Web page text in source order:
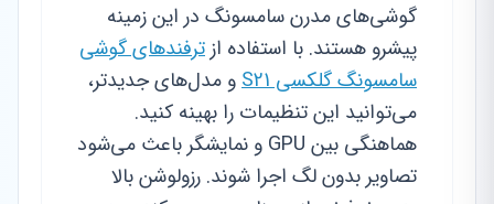
گوشی‌های مدرن سامسونگ در این زمینه
پیشرو هستند. با استفاده از ترفندهای گوشی
سامسونگ گلکسی S21
و مدل‌های جدیدتر،
می‌توانید این تنظیمات را بهینه کنید.
هماهنگی بین GPU و نمایشگر باعث می‌شود
تصاویر بدون لگ اجرا شوند. رزولوشن بالا